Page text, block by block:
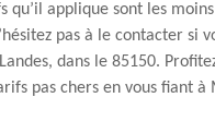
qu’il applique sont les
pas à le contacter si
dans le 85150.
pas chers en vous fiant à